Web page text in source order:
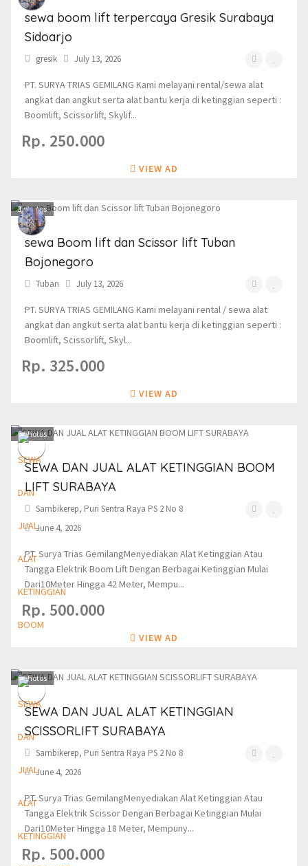
sewa boom lift terpercaya Gresik Surabaya
Sidoarjo
gresik July 13, 2026
PT. SURYA TRIAS GEMILANG Kami melayani rental/sewa alat
angkat dan angkut serta alat bantu kerja di ketinggian seperti :
Boomlift, Scissorlift, Skylif...
Rp. 250.000
VIEW AD
3photos
sewa Boom lift dan Scissor lift Tuban
Bojonegoro
Tuban July 13, 2026
PT. SURYA TRIAS GEMILANG Kami melayani rental / sewa alat
angkat dan angkut serta alat bantu kerja di ketinggian seperti :
Boomlift, Scissorlift, Skyl...
Rp. 325.000
VIEW AD
1photos
SEWA DAN JUAL ALAT KETINGGIAN BOOM
LIFT SURABAYA
Sambikerep, Puri Sentra Raya PS 2 No 8
June 4, 2026
PT. Surya Trias GemilangMenyediakan Alat Ketinggian Atau
Tangga Elektrik Boom Lift Dengan Berbagai Ketinggian Mulai
Dari10Meter Hingga 42 Meter, Mempu...
Rp. 500.000
VIEW AD
1photos
SEWA DAN JUAL ALAT KETINGGIAN
SCISSORLIFT SURABAYA
Sambikerep, Puri Sentra Raya PS 2 No 8
June 4, 2026
PT. Surya Trias GemilangMenyediakan Alat Ketinggian Atau
Tangga Elektrik Scissor Dengan Berbagai Ketinggian Mulai
Dari10Meter Hingga 18 Meter, Mempuny...
Rp. 500.000